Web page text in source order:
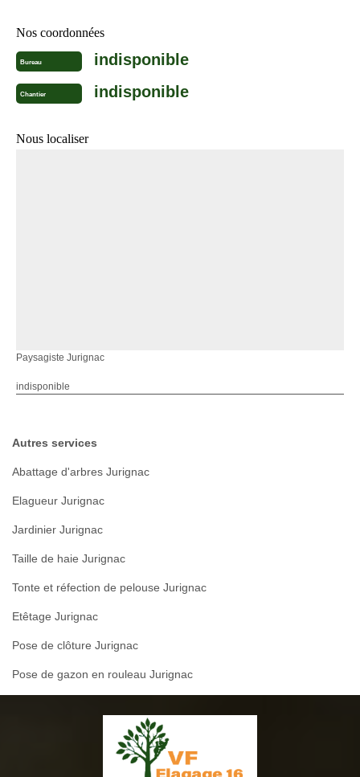
Nos coordonnées
Bureau indisponible
Chantier indisponible
Nous localiser
Paysagiste Jurignac
indisponible
Autres services
Abattage d'arbres Jurignac
Elagueur Jurignac
Jardinier Jurignac
Taille de haie Jurignac
Tonte et réfection de pelouse Jurignac
Etêtage Jurignac
Pose de clôture Jurignac
Pose de gazon en rouleau Jurignac